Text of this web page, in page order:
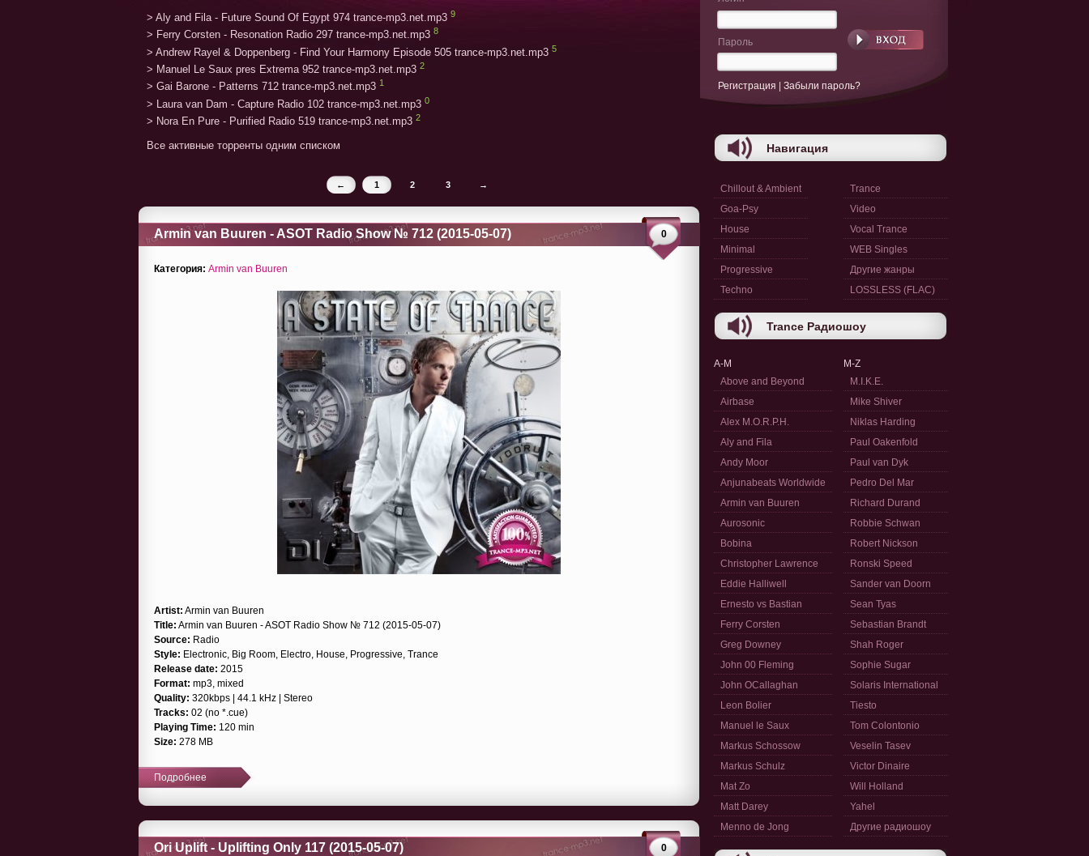
> Aly and Fila - Future Sound Of Egypt 974 trance-mp3.net.mp3 9
> Ferry Corsten - Resonation Radio 297 trance-mp3.net.mp3 8
> Andrew Rayel & Doppenberg - Find Your Harmony Episode 505 trance-mp3.net.mp3 5
> Manuel Le Saux pres Extrema 952 trance-mp3.net.mp3 2
> Gai Barone - Patterns 712 trance-mp3.net.mp3 1
> Laura van Dam - Capture Radio 102 trance-mp3.net.mp3 0
> Nora En Pure - Purified Radio 519 trance-mp3.net.mp3 2
Все активные торренты одним списком
← 1 2 3 →
Armin van Buuren - ASOT Radio Show № 712 (2015-05-07) 0
Категория: Armin van Buuren
Artist: Armin van Buuren
Title: Armin van Buuren - ASOT Radio Show № 712 (2015-05-07)
Source: Radio
Style: Electronic, Big Room, Electro, House, Progressive, Trance
Release date: 2015
Format: mp3, mixed
Quality: 320kbps | 44.1 kHz | Stereo
Tracks: 02 (no *.cue)
Playing Time: 120 min
Size: 278 MB
Подробнее
Ori Uplift - Uplifting Only 117 (2015-05-07) 0
Пароль
Регистрация Забыли пароль?
Навигация
Chillout & Ambient
Goa-Psy
House
Minimal
Progressive
Techno
Trance
Video
Vocal Trance
WEB Singles
Другие жанры
LOSSLESS (FLAC)
Trance Радиошоу
A-M
Above and Beyond
Airbase
Alex M.O.R.P.H.
Aly and Fila
Andy Moor
Anjunabeats Worldwide
Armin van Buuren
Aurosonic
Bobina
Christopher Lawrence
Eddie Halliwell
Ernesto vs Bastian
Ferry Corsten
Greg Downey
John 00 Fleming
John OCallaghan
Leon Bolier
Manuel le Saux
Markus Schossow
Markus Schulz
Mat Zo
Matt Darey
Menno de Jong
M-Z
M.I.K.E.
Mike Shiver
Niklas Harding
Paul Oakenfold
Paul van Dyk
Pedro Del Mar
Richard Durand
Robbie Schwan
Robert Nickson
Ronski Speed
Sander van Doorn
Sean Tyas
Sebastian Brandt
Shah Roger
Sophie Sugar
Solaris International
Tiesto
Tom Colontonio
Veselin Tasev
Victor Dinaire
Will Holland
Yahel
Другие радиошоу